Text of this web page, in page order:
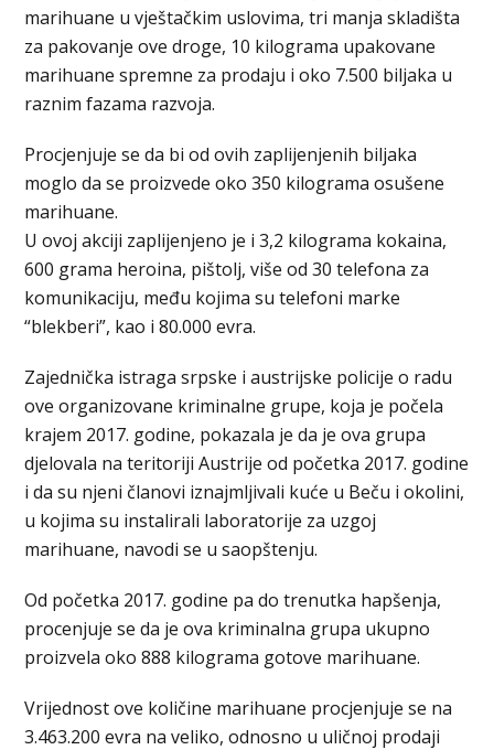
marihuane u vještačkim uslovima, tri manja skladišta
za pakovanje ove droge, 10 kilograma upakovane
marihuane spremne za prodaju i oko 7.500 biljaka u
raznim fazama razvoja.
Procjenjuje se da bi od ovih zaplijenjenih biljaka
moglo da se proizvede oko 350 kilograma osušene
marihuane.
U ovoj akciji zaplijenjeno je i 3,2 kilograma kokaina,
600 grama heroina, pištolj, više od 30 telefona za
komunikaciju, među kojima su telefoni marke
“blekberi”, kao i 80.000 evra.
Zajednička istraga srpske i austrijske policije o radu
ove organizovane kriminalne grupe, koja je počela
krajem 2017. godine, pokazala je da je ova grupa
djelovala na teritoriji Austrije od početka 2017. godine
i da su njeni članovi iznajmljivali kuće u Beču i okolini,
u kojima su instalirali laboratorije za uzgoj
marihuane, navodi se u saopštenju.
Od početka 2017. godine pa do trenutka hapšenja,
procenjuje se da je ova kriminalna grupa ukupno
proizvela oko 888 kilograma gotove marihuane.
Vrijednost ove količine marihuane procjenjuje se na
3.463.200 evra na veliko, odnosno u uličnoj prodaji